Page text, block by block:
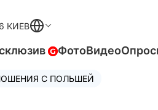
КИЕВ
ФотоВидео
С ПОЛЬШЕЙ